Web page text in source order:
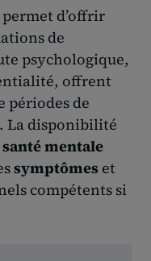
permet d’offrir
de
psychologique,
offrent
périodes de
. La disponibilité
santé mentale
symptômes et
compétents si